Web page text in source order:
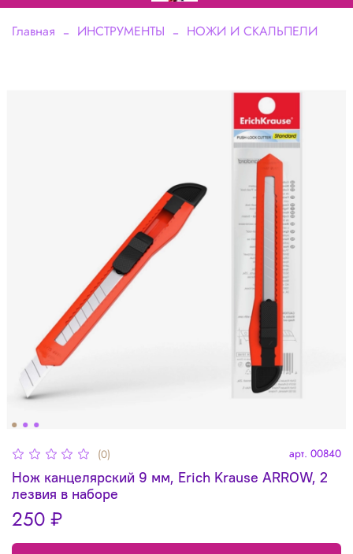
Главная ИНСТРУМЕНТЫ НОЖИ И СКАЛЬПЕЛИ
(0) арт. 00840
Нож канцелярский 9 мм, Erich Krause ARROW, 2
лезвия в наборе
250 ₽